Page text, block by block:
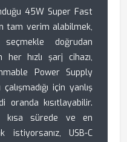
45W Super Fast
tam verim alabilmek,
doğrudan
her hızlı şarj cihazı,
Power Supply
için yanlış
oranda kısıtlayabilir.
kısa sürede ve en
istiyorsanız, USB-C